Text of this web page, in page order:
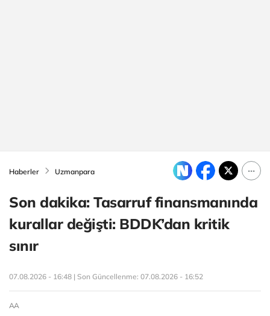
Haberler Uzmanpara
Son dakika: Tasarruf finansmanında
kurallar değişti: BDDK’dan kritik
sınır
07.08.2026 - 16:48 | Son Güncellenme: 07.08.2026 - 16:52
AA